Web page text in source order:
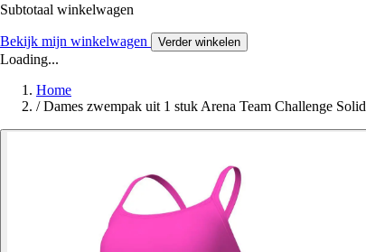
Subtotaal winkelwagen
Bekijk mijn winkelwagen Verder winkelen
Loading...
Home
/ Dames zwempak uit 1 stuk Arena Team Challenge Solid